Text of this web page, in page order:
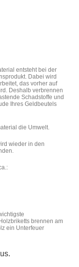
entsteht bei der
Dabei wird
das vorher auf
Deshalb verbrennen
Schadstoffe und
Ihres Geldbeutels
die Umwelt.
wieder in den
brennen am
ein Unterfeuer